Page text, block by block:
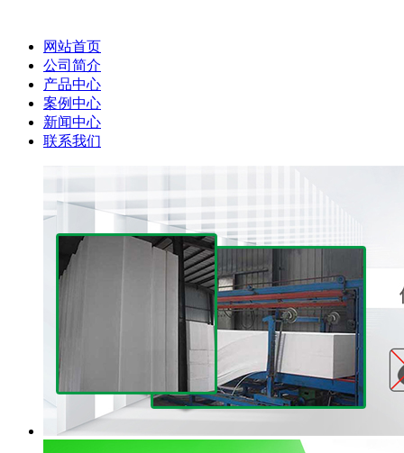
网站首页
公司简介
产品中心
案例中心
新闻中心
联系我们